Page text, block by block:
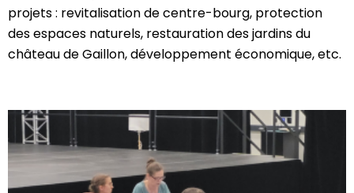
projets : revitalisation de centre-bourg, protection
des espaces naturels, restauration des jardins du
château de Gaillon, développement économique, etc.